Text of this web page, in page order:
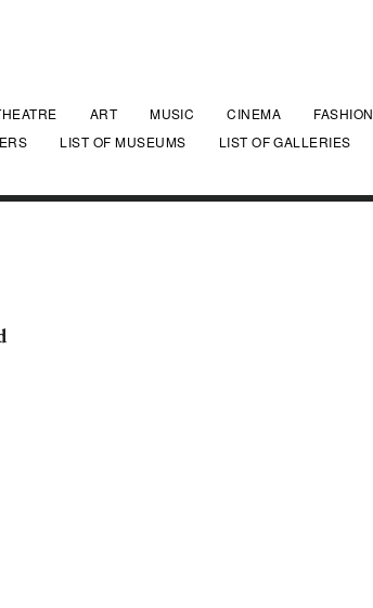
ART MUSIC CINEMA FASHION
LIST OF MUSEUMS LIST OF GALLERIES